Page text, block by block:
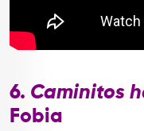
6. Caminitos
Fobia